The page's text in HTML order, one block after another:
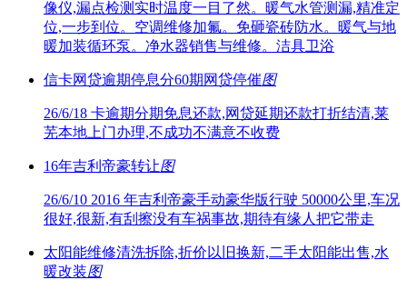
像仪,漏点检测实时温度一目了然。暖气水管测漏,精准定
位,一步到位。空调维修加氟。免砸瓷砖防水。暖气与地
暖加装循环泵。净水器销售与维修。洁具卫浴
信卡网贷逾期停息分60期网贷停催图
26/6/18 卡逾期分期免息还款,网贷延期还款打折结清,莱
芜本地上门办理,不成功不满意不收费
16年吉利帝豪转让图
26/6/10 2016 年吉利帝豪手动豪华版行驶 50000公里,车况
很好,很新,有刮擦没有车祸事故,期待有缘人把它带走
太阳能维修清洗拆除,折价以旧换新,二手太阳能出售,水
暖改装图